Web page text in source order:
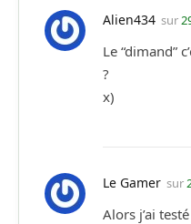
Alien434 sur
Le “dimand”
?
x)
Le Gamer sur
Alors j’ai